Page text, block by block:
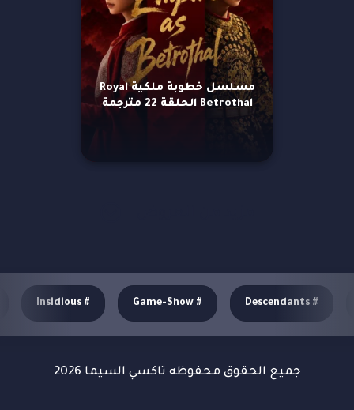
مسلسل خطوبة ملكية Royal
Betrothal الحلقة 22 مترجمة
#
Descendants
#
Game-Show
#
Insidious
جميع الحقوق محفوظه تاكسي السيما 2026